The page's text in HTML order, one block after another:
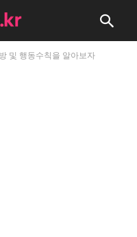
및 행동수칙을 알아보자